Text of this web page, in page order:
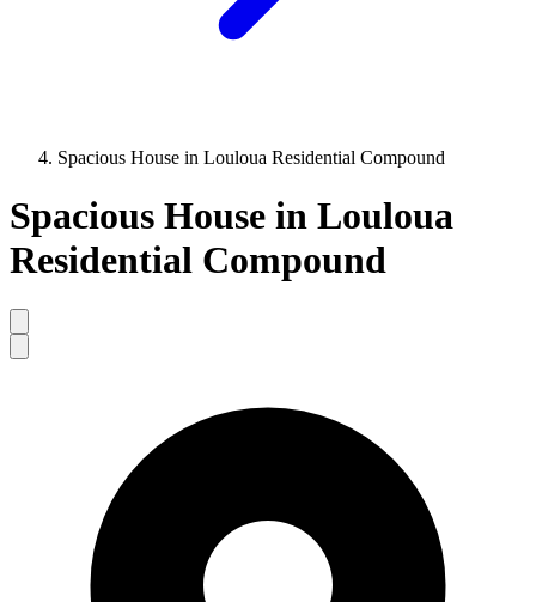
Spacious House in Louloua Residential Compound
Spacious House in Louloua
Residential Compound